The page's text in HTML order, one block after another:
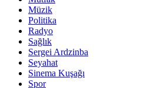
Müzik
Politika
Radyo
Sağlık
Sergei Ardzinba
Seyahat
Sinema Kuşağı
Spor